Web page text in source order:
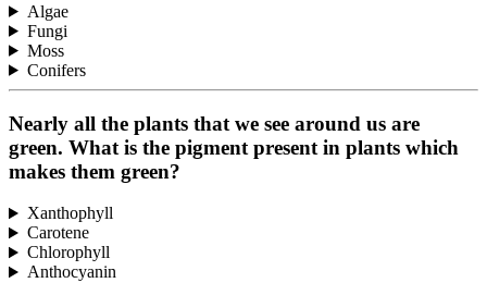
Algae
Fungi
Moss
Conifers
Nearly all the plants that we see around us are
green. What is the pigment present in plants which
makes them green?
Xanthophyll
Carotene
Chlorophyll
Anthocyanin